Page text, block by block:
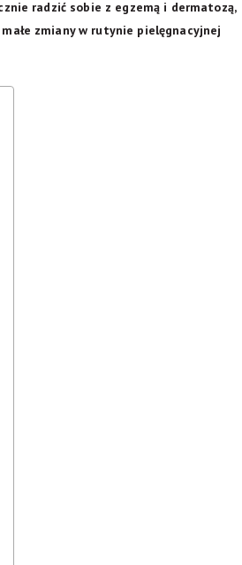
radzić sobie z egzemą i dermatozą,
zmiany w rutynie pielęgnacyjnej